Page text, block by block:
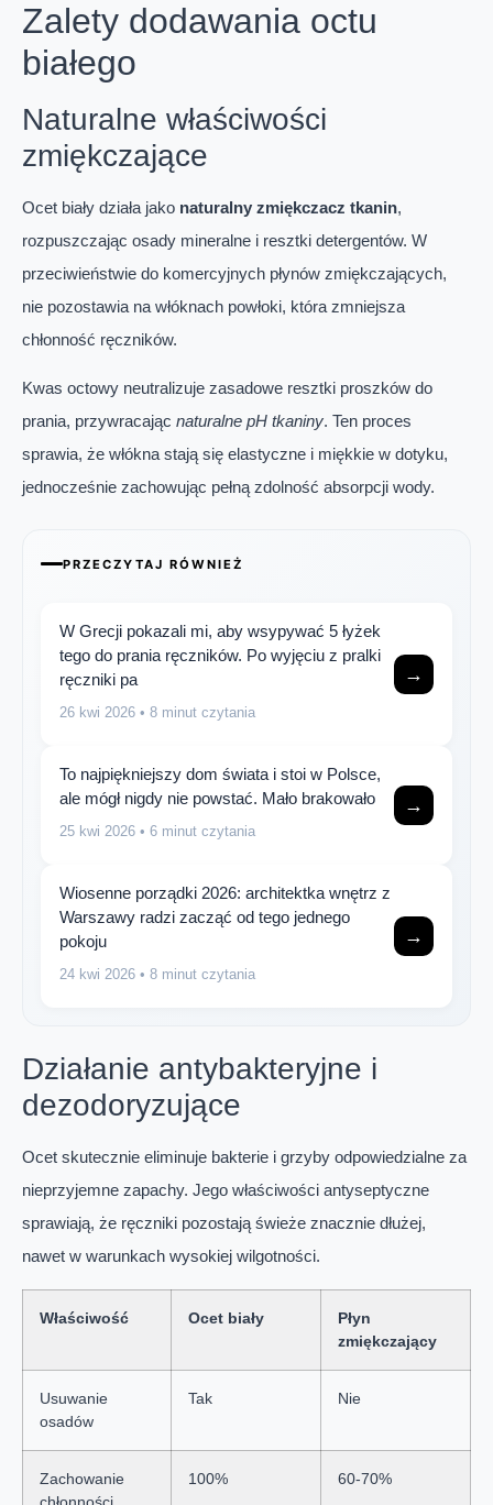
Zalety dodawania octu
białego
Naturalne właściwości
zmiękczające
Ocet biały działa jako naturalny zmiękczacz tkanin,
rozpuszczając osady mineralne i resztki detergentów. W
przeciwieństwie do komercyjnych płynów zmiękczających,
nie pozostawia na włóknach powłoki, która zmniejsza
chłonność ręczników.
Kwas octowy neutralizuje zasadowe resztki proszków do
prania, przywracając naturalne pH tkaniny. Ten proces
sprawia, że włókna stają się elastyczne i miękkie w dotyku,
jednocześnie zachowując pełną zdolność absorpcji wody.
PRZECZYTAJ RÓWNIEŻ
W Grecji pokazali mi, aby wsypywać 5 łyżek
tego do prania ręczników. Po wyjęciu z pralki
ręczniki pa
26 kwi 2026 • 8 minut czytania
→
To najpiękniejszy dom świata i stoi w Polsce,
ale mógł nigdy nie powstać. Mało brakowało
25 kwi 2026 • 6 minut czytania
→
Wiosenne porządki 2026: architektka wnętrz z
Warszawy radzi zacząć od tego jednego
pokoju
24 kwi 2026 • 8 minut czytania
→
Działanie antybakteryjne i
dezodoryzujące
Ocet skutecznie eliminuje bakterie i grzyby odpowiedzialne za
nieprzyjemne zapachy. Jego właściwości antyseptyczne
sprawiają, że ręczniki pozostają świeże znacznie dłużej,
nawet w warunkach wysokiej wilgotności.
Właściwość Ocet biały
Płyn
zmiękczający
Usuwanie
osadów
Tak Nie
Zachowanie
100% 60-70%